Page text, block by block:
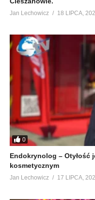
Jan Lechowicz 18 LIPCA,
0
Endokrynolog – Otyłość
kosmetycznym
Jan Lechowicz 17 LIPCA,